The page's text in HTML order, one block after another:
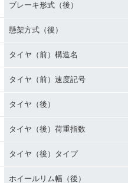
ブレーキ形式（後）
懸架方式（後）
タイヤ（前）構造名
タイヤ（前）速度記号
タイヤ（後）
タイヤ（後）荷重指数
タイヤ（後）タイプ
ホイールリム幅（後）